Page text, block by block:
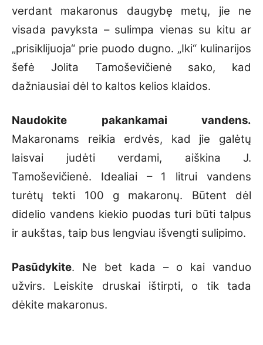
verdant makaronus daugybę metų, jie ne
visada pavyksta – sulimpa vienas su kitu ar
„prisiklijuoja“ prie puodo dugno. „Iki“ kulinarijos
šefė Jolita Tamoševičienė sako, kad
dažniausiai dėl to kaltos kelios klaidos.
Naudokite pakankamai vandens.
Makaronams reikia erdvės, kad jie galėtų
laisvai judėti verdami, aiškina J.
Tamoševičienė. Idealiai – 1 litrui vandens
turėtų tekti 100 g makaronų. Būtent dėl
didelio vandens kiekio puodas turi būti talpus
ir aukštas, taip bus lengviau išvengti sulipimo.
Pasūdykite. Ne bet kada – o kai vanduo
užvirs. Leiskite druskai ištirpti, o tik tada
dėkite makaronus.